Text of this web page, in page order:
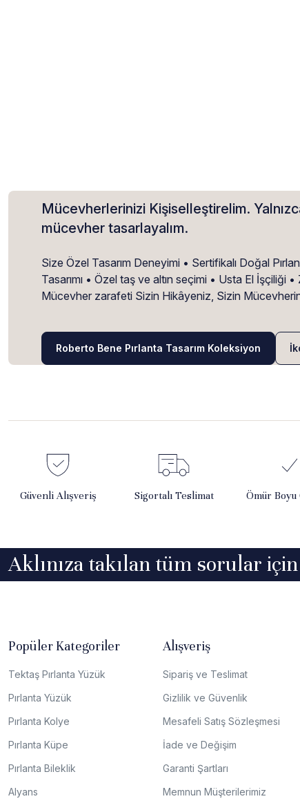
Mücevherlerinizi Kişiselleştirelim.
mücevher tasarlayalım.
Size Özel Tasarım Deneyimi • Sertifikalı Doğal
Tasarımı • Özel taş ve altın seçimi • Usta El İşçiliği
Mücevher zarafeti Sizin Hikâyeniz, Sizin
Roberto Bene Pırlanta Tasarım Koleksiyon
Güvenli Alışveriş Sigortalı Teslimat Ömür Boyu
Aklınıza takılan tüm sorular için
Popüler Kategoriler
Tektaş Pırlanta Yüzük
Pırlanta Yüzük
Pırlanta Kolye
Pırlanta Küpe
Pırlanta Bileklik
Alyans
Alışveriş
Sipariş ve Teslimat
Gizlilik ve Güvenlik
Mesafeli Satış Sözleşmesi
İade ve Değişim
Garanti Şartları
Memnun Müşterilerimiz